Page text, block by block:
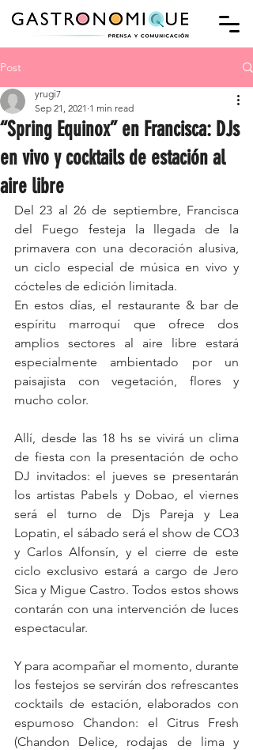
Post
“Spring Equinox” en Francisca: DJs
en vivo y cocktails de estación al
aire libre
yrugi7
Sep 21, 2021 1 min read
Del 23 al 26 de septiembre, Francisca
del Fuego festeja la llegada de la
primavera con una decoración alusiva,
un ciclo especial de música en vivo y
cócteles de edición limitada.
En estos días, el restaurante & bar de
espíritu marroquí que ofrece dos
amplios sectores al aire libre estará
especialmente ambientado por un
paisajista con vegetación, flores y
mucho color.
Allí, desde las 18 hs se vivirá un clima
de fiesta con la presentación de ocho
DJ invitados: el jueves se presentarán
los artistas Pabels y Dobao, el viernes
será el turno de Djs Pareja y Lea
Lopatin, el sábado será el show de CO3
y Carlos Alfonsín, y el cierre de este
ciclo exclusivo estará a cargo de Jero
Sica y Migue Castro. Todos estos shows
contarán con una intervención de luces
espectacular.
Y para acompañar el momento, durante
los festejos se servirán dos refrescantes
cocktails de estación, elaborados con
espumoso Chandon: el Citrus Fresh
(Chandon Delice, rodajas de lima y